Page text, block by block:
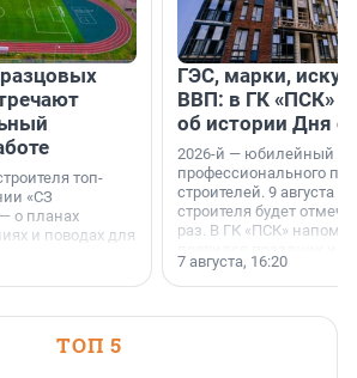
топ-
«СЗ
о планах
и поводах для
ГЭС, марки,
ВВП: в ГК «ПСК»
об истории Дня
2026-й — юбилейный
профессионального
строителей. 9 августа
строителя будет
раз. В ГК «ПСК»
поменялась роль
7 августа, 16:20
ТОП 5